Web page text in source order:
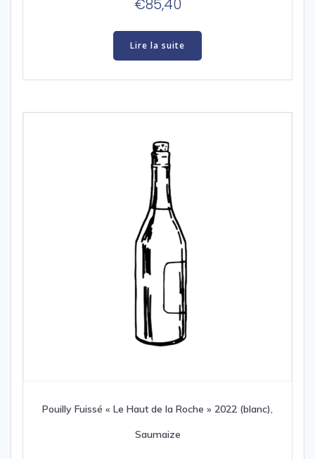
€85,40
Lire la suite
Pouilly Fuissé « Le Haut de la Roche » 2022 (blanc),
Saumaize